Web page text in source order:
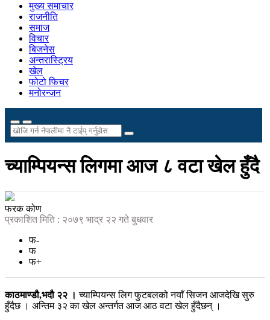
मुख्य समाचार
राजनीति
समाज
विचार
बिजनेस
अन्तरास्ट्रिय
खेल
फोटो फिचर
मनोरन्जन
च्याम्पियन्स लिगमा आज ८ वटा खेल हुँदै
फरक कोण
प्रकाशित मिति : २०७९ भाद्र २२ गते बुधवार
फ-
फ
फ+
काठमाण्डौ,भदौ २२ ।च्याम्पियन्स लिग फुटबलको नयाँ सिजन आजदेखि सुरु
हुँदैछ । अन्तिम ३२ का खेल अन्तर्गत आज आठ वटा खेल हुँदैछन् ।